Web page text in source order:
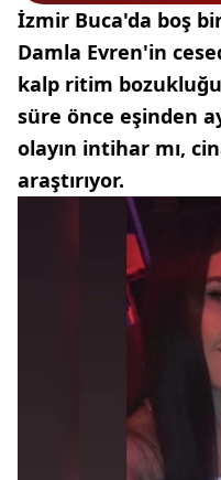
İzmir Buca'da boş
Damla Evren'in
kalp ritim
süre önce eşinden
olayın intihar mı,
araştırıyor.